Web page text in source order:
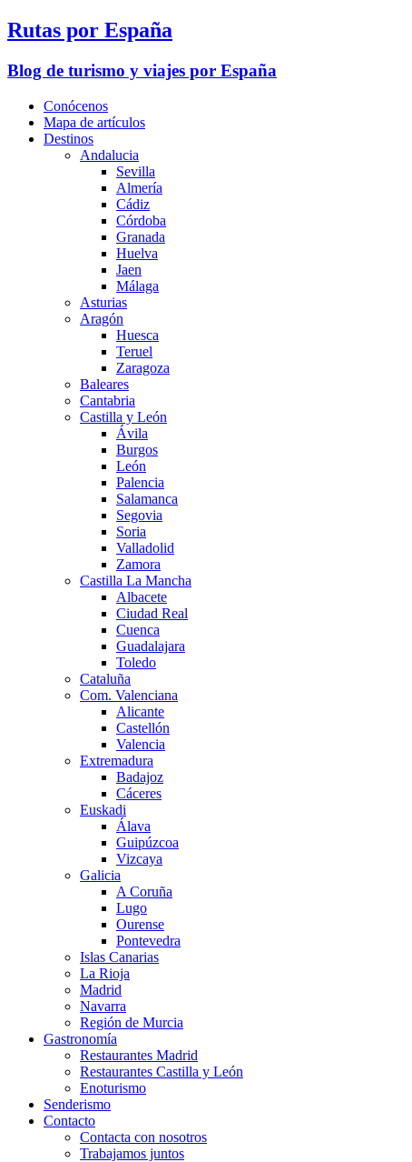
Rutas por España
Blog de turismo y viajes por España
Conócenos
Mapa de artículos
Destinos
Andalucia
Sevilla
Almería
Cádiz
Córdoba
Granada
Huelva
Jaen
Málaga
Asturias
Aragón
Huesca
Teruel
Zaragoza
Baleares
Cantabria
Castilla y León
Ávila
Burgos
León
Palencia
Salamanca
Segovia
Soria
Valladolid
Zamora
Castilla La Mancha
Albacete
Ciudad Real
Cuenca
Guadalajara
Toledo
Cataluña
Com. Valenciana
Alicante
Castellón
Valencia
Extremadura
Badajoz
Cáceres
Euskadi
Álava
Guipúzcoa
Vizcaya
Galicia
A Coruña
Lugo
Ourense
Pontevedra
Islas Canarias
La Rioja
Madrid
Navarra
Región de Murcia
Gastronomía
Restaurantes Madrid
Restaurantes Castilla y León
Enoturismo
Senderismo
Contacto
Contacta con nosotros
Trabajamos juntos